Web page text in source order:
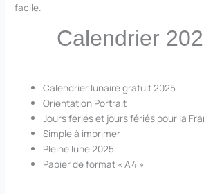
facile.
Calendrier
Calendrier lunaire gratuit 2025
Orientation Portrait
Jours fériés et jours fériés pour la
Simple à imprimer
Pleine lune 2025
Papier de format « A4 »